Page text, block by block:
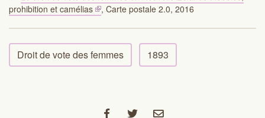
prohibition et camélias
, Carte postale 2.0, 2016
Droit de vote des femmes 1893